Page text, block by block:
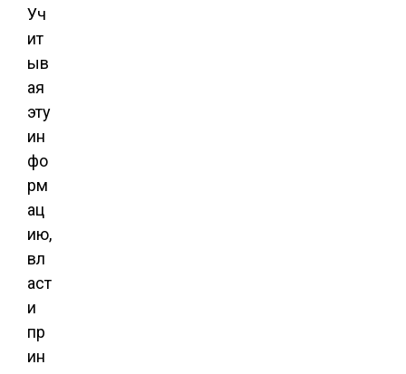
Уч
ит
ыв
ая
эту
ин
фо
рм
ац
ию,
вл
аст
и
пр
ин